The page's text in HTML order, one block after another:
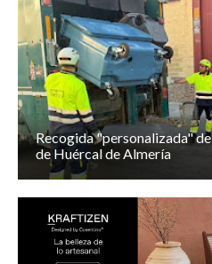
Recogida "personalizada"
de Huércal de Almería